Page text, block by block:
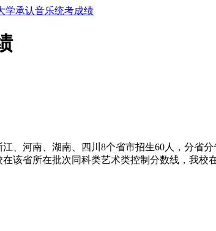
学承认音乐统考成绩
、河南、湖南、四川8个省市招生60人，分省分
该省所在批次同科类艺术类控制分数线，我校